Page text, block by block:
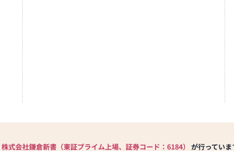
株式会社鎌倉新書（東証プライム上場、証券コード：6184） が行っていま